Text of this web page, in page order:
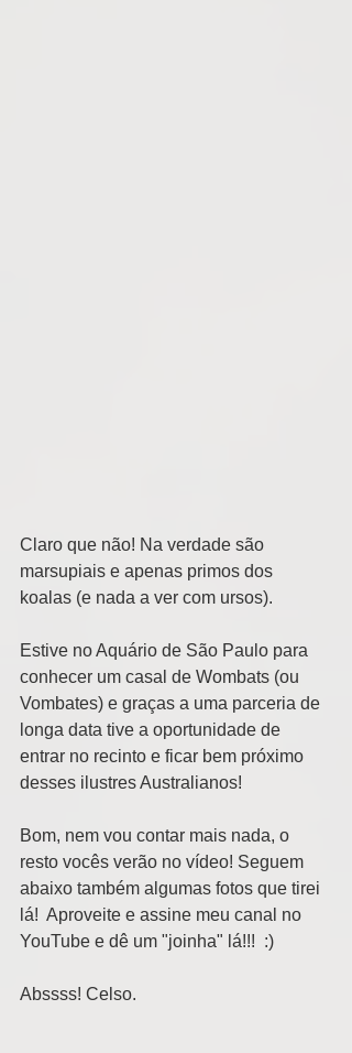
Claro que não! Na verdade são
marsupiais e apenas primos dos
koalas (e nada a ver com ursos).
Estive no Aquário de São Paulo para
conhecer um casal de Wombats (ou
Vombates) e graças a uma parceria de
longa data tive a oportunidade de
entrar no recinto e ficar bem próximo
desses ilustres Australianos!
Bom, nem vou contar mais nada, o
resto vocês verão no vídeo! Seguem
abaixo também algumas fotos que tirei
lá!  Aproveite e assine meu canal no
YouTube e dê um "joinha" lá!!!  :)
Abssss! Celso.